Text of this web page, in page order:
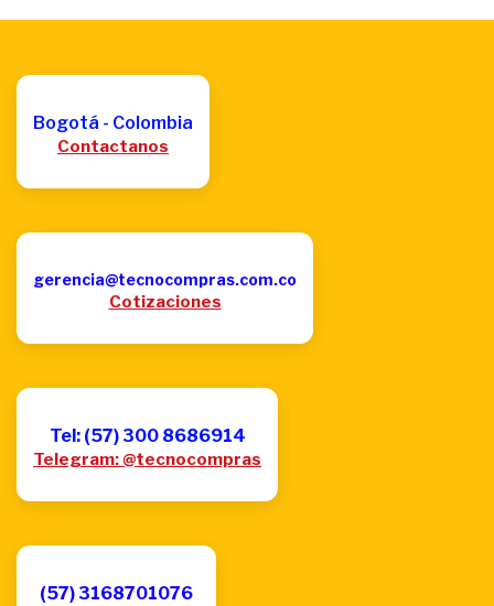
Bogotá - Colombia
Contactanos
gerencia@tecnocompras.com.co
Cotizaciones
Tel: (57) 300 8686914
Telegram: @tecnocompras
(57) 3168701076